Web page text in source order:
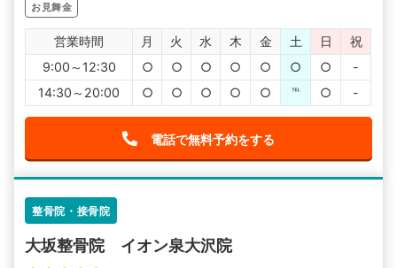
お見舞金
営業時間 月 火 水 木 金 土 日
祝
9:00～12:30
○ ○ ○ ○ ○ ○ ○
-
14:30～20:00
○ ○ ○ ○ ○ ℡ ○ -
電話で無料予約をする
整骨院・接骨院
大坂整骨院 イオン泉大沢院